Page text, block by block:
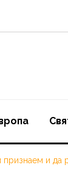
и да